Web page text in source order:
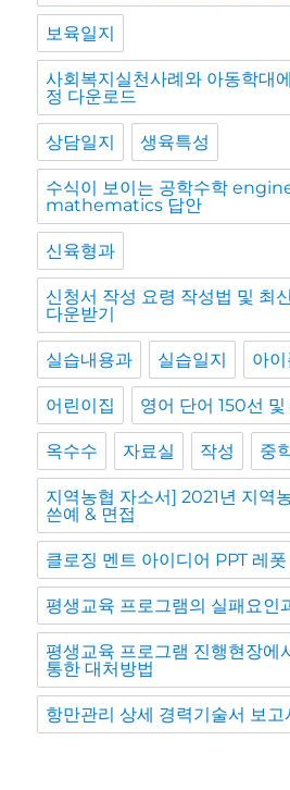
보육일지
사회복지실천사례와 아동학대
정 다운로드
상담일지 생육특성
수식이 보이는 공학수학
mathematics 답안
신육형과
신청서 작성 요령 작성법 및 최
다운받기
실습내용과 실습일지 아이
어린이집 영어 단어 150선
옥수수 자료실 작성 중
지역농협 자소서] 2021년 지역
쓴예 & 면접
클로징 멘트 아이디어 PPT 레폿
평생교육 프로그램의 실패요인
평생교육 프로그램 진행현장에
통한 대처방법
항만관리 상세 경력기술서 보고